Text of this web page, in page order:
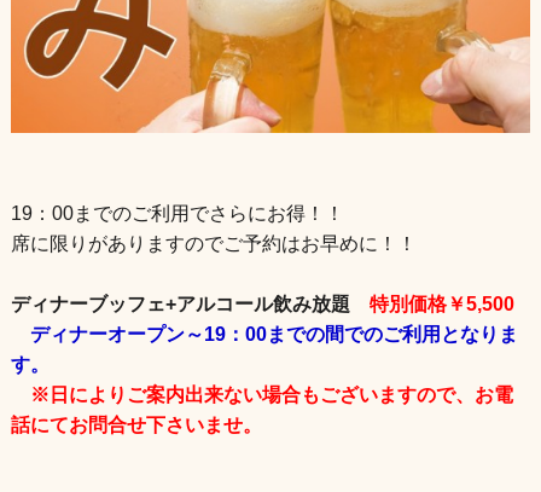
19：00までのご利用でさらにお得！！
席に限りがありますのでご予約はお早めに！！
ディナーブッフェ+アルコール飲み放題 特別価格￥5,500
ディナーオープン～19：00までの間でのご利用となりま
す。
※日によりご案内出来ない場合もございますので、お電
話にてお問合せ下さいませ。